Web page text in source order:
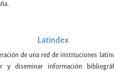
Latindex
de una red de instituciones
y diseminar información